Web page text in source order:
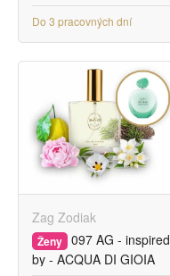
Do 3 pracovných dní
Zag Zodiak
Ženy 097 AG - inspired
by - ACQUA DI GIOIA